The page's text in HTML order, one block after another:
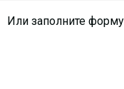
Или заполните форму